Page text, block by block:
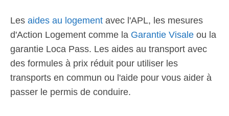
Les aides au logement avec l'APL, les mesures
d'Action Logement comme la Garantie Visale ou la
garantie Loca Pass. Les aides au transport avec
des formules à prix réduit pour utiliser les
transports en commun ou l'aide pour vous aider à
passer le permis de conduire.